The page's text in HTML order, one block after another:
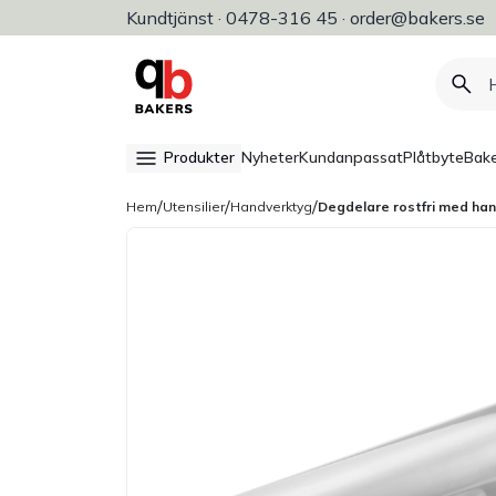
Kundtjänst · 0478-316 45 · order@bakers.se
Allt för bageri, konditori &
Produkter NyheterKundanpassatPlåtbyte
Hem/Utensilier/Handverktyg/Degdelare rostfri med